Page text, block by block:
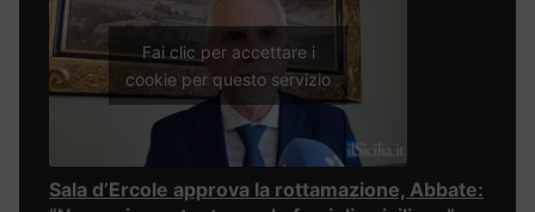
Fai clic per accettare i
cookie per questo servizio
Sala d’Ercole approva la rottamazione, Abbate: